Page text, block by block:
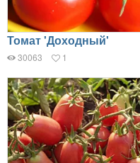
Томат 'Доходный'
30063 1